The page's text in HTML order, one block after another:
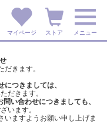
マイページ ストア メニュー
きます。
つきましては、
だきます。
問い合わせにつきましても、
います。
いますようお願い申し上げま